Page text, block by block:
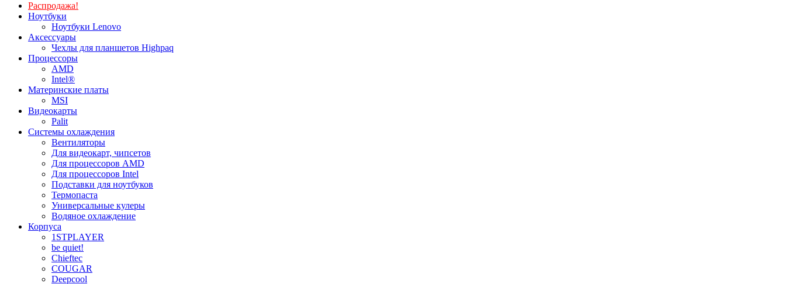
Распродажа!
Ноутбуки
Ноутбуки Lenovo
Аксессуары
Чехлы для планшетов Highpaq
Процессоры
AMD
Intel®
Материнские платы
MSI
Видеокарты
Palit
Системы охлаждения
Вентиляторы
Для видеокарт, чипсетов
Для процессоров AMD
Для процессоров Intel
Подставки для ноутбуков
Термопаста
Универсальные кулеры
Водяное охлаждение
Корпуса
1STPLAYER
be quiet!
Chieftec
COUGAR
Deepcool